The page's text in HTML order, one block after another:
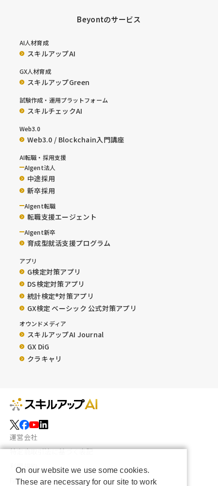
Beyontのサービス
AI人材育成
スキルアップAI
GX人材育成
スキルアップGreen
試験作成・運用プラットフォーム
スキルチェックAI
Web3.0
Web3.0 / Blockchain入門講座
AI転職・採用支援
AIgent法人
中途採用
新卒採用
AIgent転職
転職支援エージェント
AIgent新卒
育成型就活支援プログラム
アプリ
G検定対策アプリ
DS検定対策アプリ
統計検定®︎対策アプリ
GX検定 ベーシック 公式対策アプリ
オウンドメディア
スキルアップAI Journal
GX DiG
クラキャリ
運営会社
特定商取引法に基づく表記
利用規約
FAQ
On our website we use some cookies.
These are necessary for our site to work